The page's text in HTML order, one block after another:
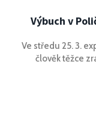
Výbuch v
Ve středu 25. 3.
člověk těžce